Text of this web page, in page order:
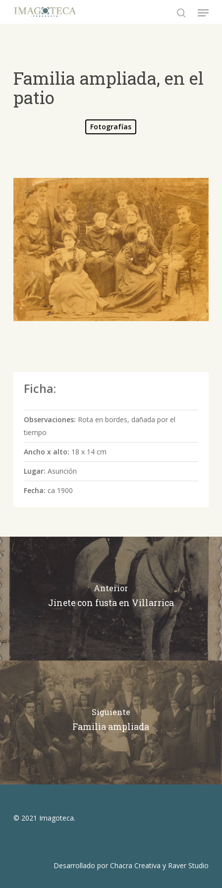
Menu
Familia ampliada, en el
patio
Fotografías
Ficha:
Observaciones: Rota en bordes, dañada por el
tiempo
Ancho x alto: 18 x 14 cm
Lugar: Asunción
Fecha: ca 1900
Anterior
Jinete con fusta en Villarrica
Siguiente
Familia ampliada
© 2021 Imagoteca.
Desarrollado porChacra Creativa y Raver Studio